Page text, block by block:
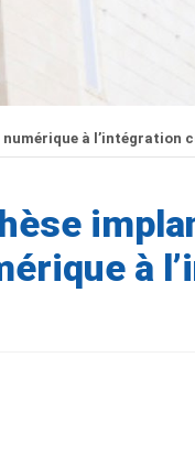
à l’intégration
à